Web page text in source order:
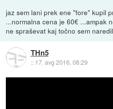
jaz sem lani prek ene "fore" kupil
...normalna cena je 60€ ...ampak
ne spraševat kaj točno sem
THn5
:: 17. avg 2016, 08:29